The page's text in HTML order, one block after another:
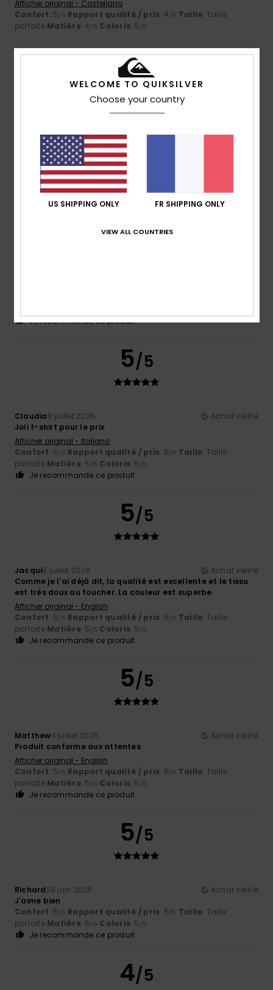
Afficher original - Castellano
Confort: 5/5 Rapport qualité / prix: 4/5 Taille: Taille
parfaite Matière: 4 /5 Coloris: 5 /5
4/5
C'est un t-shirt très bien. Il s'agit toutefois davantage d'un
tissu éponge que d'un tissu lisse.
Afficher original - Dutch
Confort: 4/5 Rapport qualité / prix
parfaiteMatière: 3/5 Coloris
Je recommande ce produit
5/5
Claudia8 juillet 2026
Achat vérifié
Joli t-shirt pour le prix
Afficher original - Italiano
Confort: 5/5 Rapport qualité / prix: 5/5 Taille: Taille
parfaite Matière: 5 /5 Coloris: 5 /5
Je recommande ce produit
5/5
Jacqui6 juillet 2026
Achat vérifié
Comme je l'ai déjà dit, la qualité est excellente et le tissu
est très doux au toucher. La couleur est superbe.
Afficher original - English
Confort: 5/5 Rapport qualité / prix: 5/5 Taille: Taille
parfaite Matière: 5 /5 Coloris: 5 /5
Je recommande ce produit
5/5
Matthew4 juillet 2026
Achat vérifié
Produit conforme aux attentes
Afficher original - English
Confort: 5/5 Rapport qualité / prix: 5/5 Taille: Taille
parfaite Matière: 5 /5 Coloris: 5 /5
Je recommande ce produit
5/5
Richard28 juin 2026
Achat vérifié
J'aime bien
Confort: 5/5 Rapport qualité / prix: 5/5 Taille: Taille
parfaite Matière: 5 /5 Coloris: 5 /5
Je recommande ce produit
4/5
WELCOME TO QUIKSILVER
Choose your country
US SHIPPING ONLY FR SHIPPING ONLY
VIEW ALL COUNTRIES